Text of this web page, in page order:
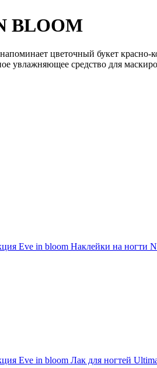
BLOOM
цветочный букет
увлажняющее средство для
Eve in bloom Наклейки на ногти
Eve in bloom Лак для ногтей